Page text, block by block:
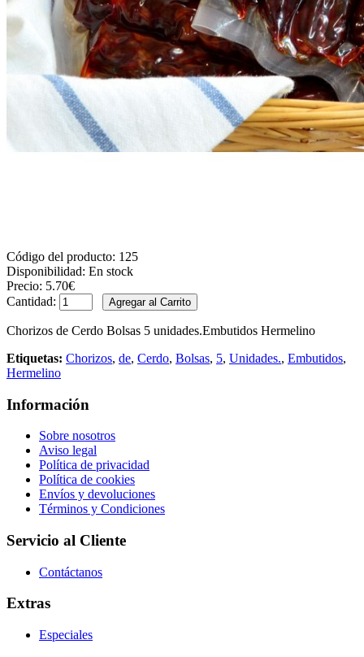
Código del producto: 125
Disponibilidad: En stock
Precio: 5.70€
Cantidad:
Chorizos de Cerdo Bolsas 5 unidades.Embutidos Hermelino
Etiquetas: Chorizos, de, Cerdo, Bolsas, 5, Unidades., Embutidos,
Hermelino
Información
Sobre nosotros
Aviso legal
Política de privacidad
Política de cookies
Envíos y devoluciones
Términos y Condiciones
Servicio al Cliente
Contáctanos
Extras
Especiales